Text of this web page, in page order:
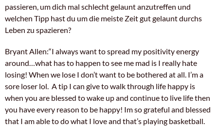
passieren, um dich mal schlecht gelaunt anzutreffen und
welchen Tipp hast du um die meiste Zeit gut gelaunt durchs
Leben zu spazieren?
Bryant Allen:“I always want to spread my positivity energy
around…what has to happen to see me mad is I really hate
losing! When we lose I don’t want to be bothered at all. I’m a
sore loser lol. A tip I can give to walk through life happy is
when you are blessed to wake up and continue to live life then
you have every reason to be happy! Im so grateful and blessed
that I am able to do what I love and that’s playing basketball.